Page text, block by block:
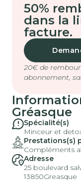
50%
dans la
facture.
20€ de
abonnement,
Gréasque
Spécialité(s)
Minceur et
Prestations(s)
Compléments
Adresse
25 boulevard
13850Greasque